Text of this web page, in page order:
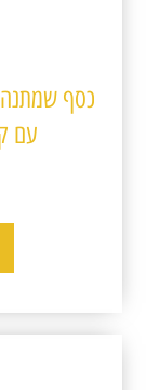
כסף
עם קבוצת